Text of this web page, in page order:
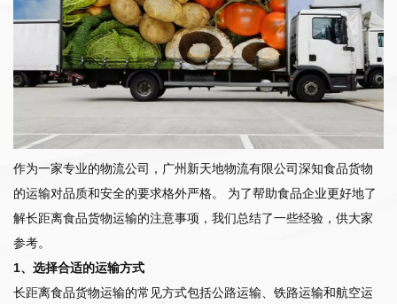
作为一家专业的物流公司，广州新天地物流有限公司深知食品货物
的运输对品质和安全的要求格外严格。 为了帮助食品企业更好地了
解长距离食品货物运输的注意事项，我们总结了一些经验，供大家
参考。
1、选择合适的运输方式
长距离食品货物运输的常见方式包括公路运输、铁路运输和航空运